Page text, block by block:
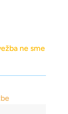
ne sme